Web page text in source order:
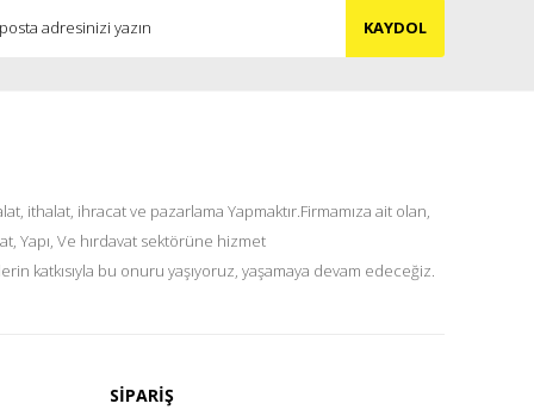
KAYDOL
ithalat, ihracat ve pazarlama Yapmaktır.Firmamıza ait olan,
Yapı, Ve hırdavat sektörüne hizmet
katkısıyla bu onuru yaşıyoruz, yaşamaya devam edeceğiz.
SİPARİŞ